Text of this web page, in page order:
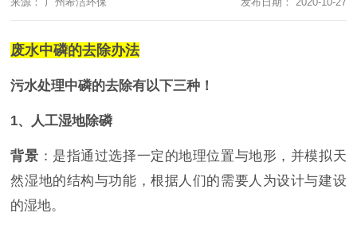
废水中磷的去除办法
污水处理中磷的去除有以下三种！
1、人工湿地除磷
背景 ：是指通过选择一定的地理位置与地形，并模拟天
然湿地的结构与功能，根据人们的需要人为设计与建设
的湿地。